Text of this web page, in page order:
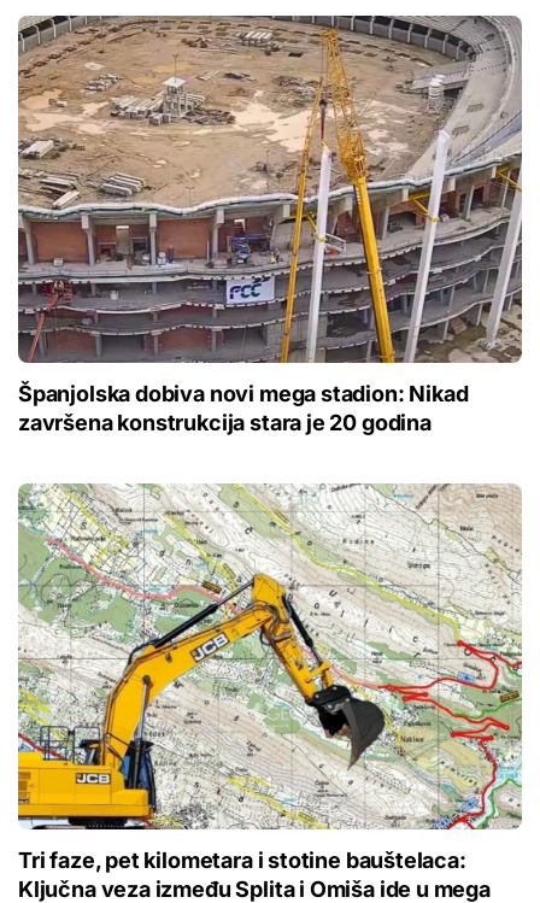
Španjolska dobiva novi mega stadion: Nikad
završena konstrukcija stara je 20 godina
Tri faze, pet kilometara i stotine bauštelaca:
Ključna veza između Splita i Omiša ide u mega